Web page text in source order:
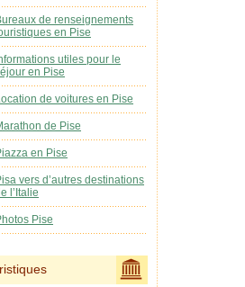
de renseignements
en Pise
utiles pour le
en Pise
de voitures en Pise
de Pise
en Pise
vers d’autres destinations
l’Italie
Pise